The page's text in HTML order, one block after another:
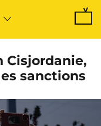
Cisjordanie,
sanctions